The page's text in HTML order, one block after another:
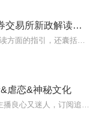
不一样的北交所（北京证券交易所新政解读）（完结）
虐恋&神秘文化